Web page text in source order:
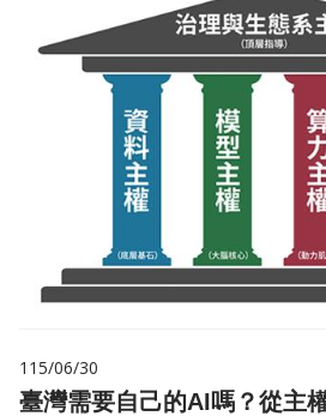
115/06/30
臺灣需要自己的AI嗎？從主